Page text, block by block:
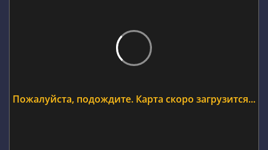
Пожалуйста, подождите. Карта скоро загрузится...